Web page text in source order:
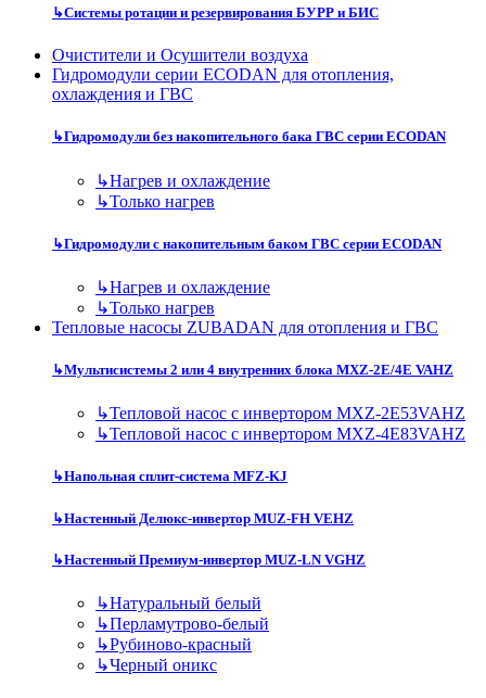
↳Системы ротации и резервирования БУРР и БИС
Очистители и Осушители воздуха
Гидромодули серии ECODAN для отопления,
охлаждения и ГВС
↳Гидромодули без накопительного бака ГВС серии ECODAN
↳Нагрев и охлаждение
↳Только нагрев
↳Гидромодули с накопительным баком ГВС серии ECODAN
↳Нагрев и охлаждение
↳Только нагрев
Тепловые насосы ZUBADAN для отопления и ГВС
↳Мультисистемы 2 или 4 внутренних блока MXZ-2E/4E VAHZ
↳Тепловой насос с инвертором MXZ-2E53VAHZ
↳Тепловой насос с инвертором MXZ-4E83VAHZ
↳Напольная сплит-система MFZ-KJ
↳Настенный Делюкс-инвертор MUZ-FH VEHZ
↳Настенный Премиум-инвертор MUZ-LN VGHZ
↳Натуральный белый
↳Перламутрово-белый
↳Рубиново-красный
↳Черный оникс